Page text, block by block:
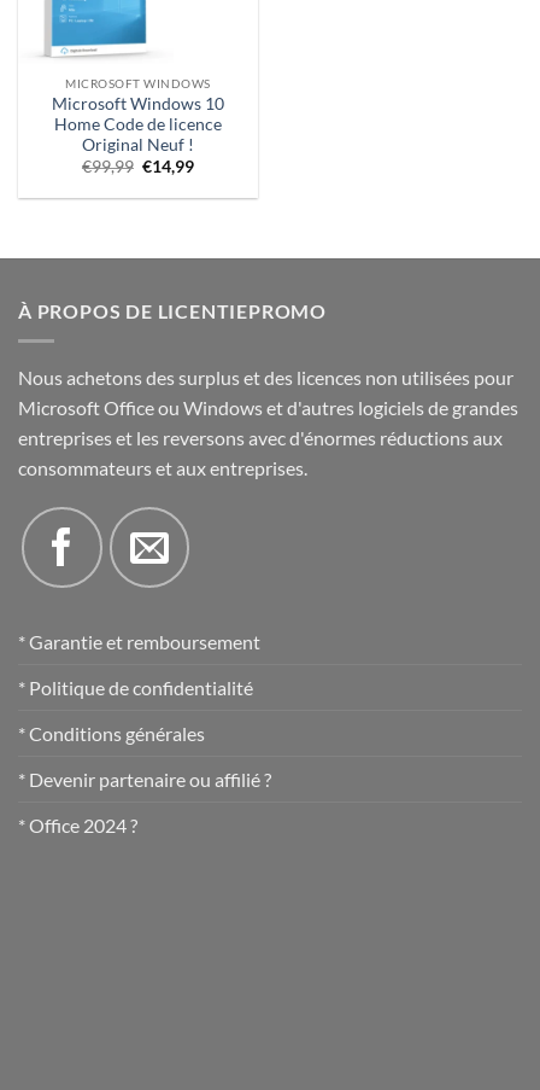
MICROSOFT WINDOWS
Microsoft Windows 10
Home Code de licence
Original Neuf !
€99,99 Le
prix
d'origine
€14,99Prix
:
À PROPOS DE LICENTIEPROMO
Nous achetons des surplus et des licences non utilisées pour
Microsoft Office ou Windows et d'autres logiciels de grandes
entreprises et les reversons avec d'énormes réductions aux
consommateurs et aux entreprises.
* Garantie et remboursement
* Politique de confidentialité
* Conditions générales
* Devenir partenaire ou affilié ?
* Office 2024 ?